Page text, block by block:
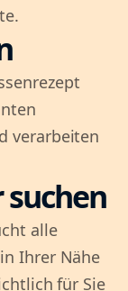
verarbeiten
alle
Ihrer Nähe
für Sie